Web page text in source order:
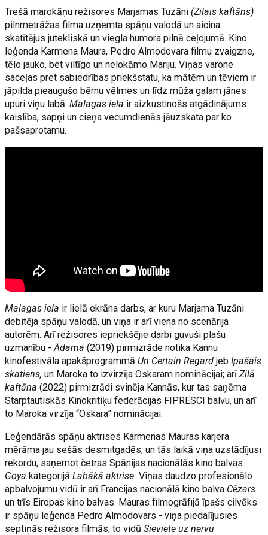
Trešā marokāņu režisores Marjamas Tuzāni (Zilais kaftāns)
pilnmetrāžas filma uzņemta spāņu valodā un aicina
skatītājus jutekliskā un viegla humora pilnā ceļojumā. Kino
leģenda Karmena Maura, Pedro Almodovara filmu zvaigzne,
tēlo jauko, bet viltīgo un nelokāmo Mariju. Viņas varone
saceļas pret sabiedrības priekšstatu, ka mātēm un tēviem ir
jāpilda pieaugušo bērnu vēlmes un līdz mūža galam jānes
upuri viņu labā.Malagas iela ir aizkustinošs atgādinājums:
kaislība, sapņi un cieņa vecumdienās jāuzskata par ko
pašsaprotamu.
Malagas iela ir lielā ekrāna darbs, ar kuru Marjama Tuzāni
debitēja spāņu valodā, un viņa ir arī viena no scenārija
autorēm. Arī režisores iepriekšējie darbi guvuši plašu
uzmanību -Ādama(2019) pirmizrāde notika Kannu
kinofestivāla apakšprogrammā Un Certain Regard jeb Īpašais
skatiens, un Maroka to izvirzīja Oskaram nominācijai; arīZilā
kaftāna (2022) pirmizrādi svinēja Kannās, kur tas saņēma
Starptautiskās Kinokritiķu federācijas FIPRESCI balvu, un arī
to Maroka virzīja “Oskara” nominācijai.
Leģendārās spāņu aktrises Karmenas Mauras karjera
mērāma jau sešās desmitgadēs, un tās laikā viņa uzstādījusi
rekordu, saņemot četras Spānijas nacionālās kino balvas
Goya kategorijāLabākā aktrise. Viņas daudzo profesionālo
apbalvojumu vidū ir arī Francijas nacionālā kino balva Cēzars
un trīs Eiropas kino balvas. Mauras filmogrāfijā īpašs cilvēks
ir spāņu leģenda Pedro Almodovars - viņa piedalījusies
septiņās režisora filmās, to vidūSieviete uz nervu